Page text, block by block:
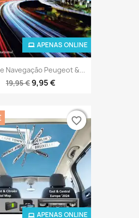
Navegação Peugeot &...
19,95 € 9,95 €
APENAS ONLINE
APENAS ONLINE
favorite_border
favorite_border